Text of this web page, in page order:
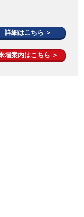
詳細はこちら ＞
場案内はこちら ＞